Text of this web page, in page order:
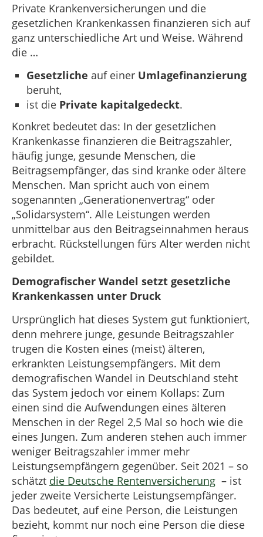
Private Krankenversicherungen und die
gesetzlichen Krankenkassen finanzieren sich auf
ganz unterschiedliche Art und Weise. Während
die …
Gesetzliche auf einer Umlagefinanzierung
beruht,
ist die Private kapitalgedeckt.
Konkret bedeutet das: In der gesetzlichen
Krankenkasse finanzieren die Beitragszahler,
häufig junge, gesunde Menschen, die
Beitragsempfänger, das sind kranke oder ältere
Menschen. Man spricht auch von einem
sogenannten „Generationenvertrag“ oder
„Solidarsystem“. Alle Leistungen werden
unmittelbar aus den Beitragseinnahmen heraus
erbracht. Rückstellungen fürs Alter werden nicht
gebildet.
Demografischer Wandel setzt gesetzliche
Krankenkassen unter Druck
Ursprünglich hat dieses System gut funktioniert,
denn mehrere junge, gesunde Beitragszahler
trugen die Kosten eines (meist) älteren,
erkrankten Leistungsempfängers. Mit dem
demografischen Wandel in Deutschland steht
das System jedoch vor einem Kollaps: Zum
einen sind die Aufwendungen eines älteren
Menschen in der Regel 2,5 Mal so hoch wie die
eines Jungen. Zum anderen stehen auch immer
weniger Beitragszahler immer mehr
Leistungsempfängern gegenüber. Seit 2021 – so
schätzt die Deutsche Rentenversicherung – ist
jeder zweite Versicherte Leistungsempfänger.
Das bedeutet, auf eine Person, die Leistungen
bezieht, kommt nur noch eine Person die diese